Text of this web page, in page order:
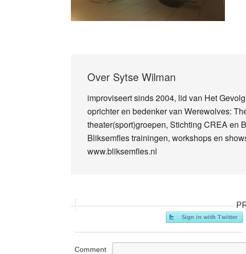
Over Sytse Wilman
improviseert sinds 2004, lid van Het
oprichter en bedenker van Werewolves:
theater(sport)groepen, Stichting CREA en
Bliksemfles trainingen, workshops en
www.bliksemfles.nl
Comment